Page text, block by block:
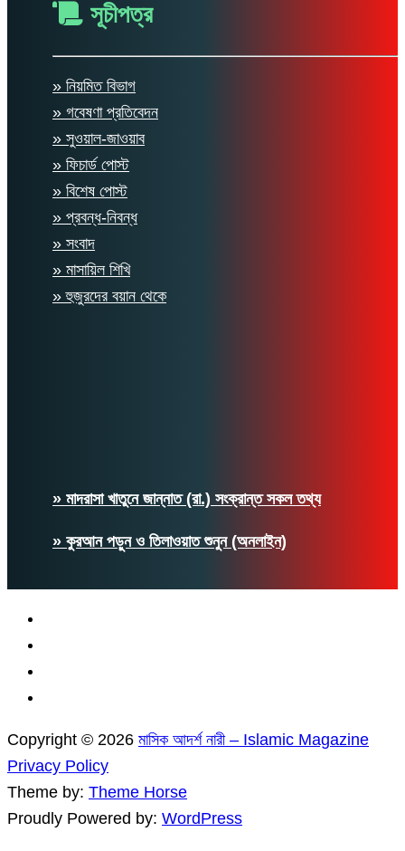
সূচীপত্র
» নিয়মিত বিভাগ
» গবেষণা প্রতিবেদন
» সুওয়াল-জাওয়াব
» ফিচার্ড পোস্ট
» বিশেষ পোস্ট
» প্রবন্ধ-নিবন্ধ
» সংবাদ
» মাসায়িল শিখি
» হুজুরদের বয়ান থেকে
» মাদরাসা খাতুনে জান্নাত (রা.) সংক্রান্ত সকল তথ্য
» কুরআন পড়ুন ও তিলাওয়াত শুনুন (অনলাইন)
Copyright © 2026 মাসিক আদর্শ নারী – Islamic Magazine
Privacy Policy
Theme by: Theme Horse
Proudly Powered by: WordPress